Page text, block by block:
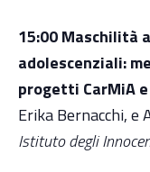
15:00 Maschilità
adolescenziali:
progetti CarMiA e
Erika Bernacchi, e
Istituto degli